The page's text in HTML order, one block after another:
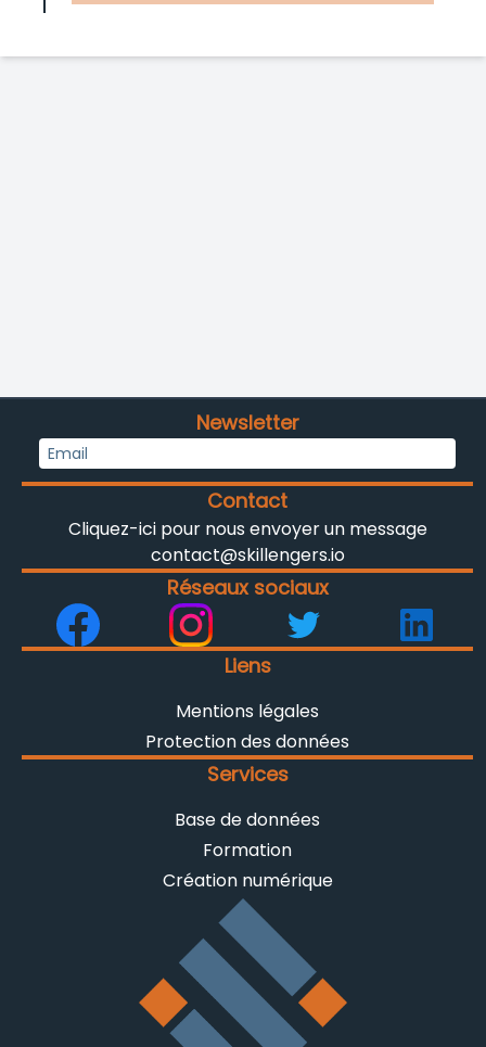
Services
Base de données
Formation
Création numérique
Liens
Mentions légales
Protection des données
Réseaux sociaux
Contact
Cliquez-ici pour nous envoyer un message
contact@skillengers.io
Newsletter